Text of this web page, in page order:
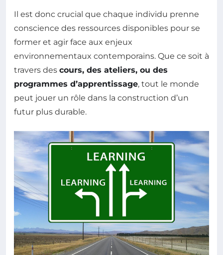
Il est donc crucial que chaque individu prenne
conscience des ressources disponibles pour se
former et agir face aux enjeux
environnementaux contemporains. Que ce soit à
travers des cours, des ateliers, ou des
programmes d’apprentissage, tout le monde
peut jouer un rôle dans la construction d’un
futur plus durable.